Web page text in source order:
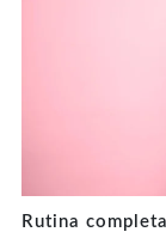
Rutina